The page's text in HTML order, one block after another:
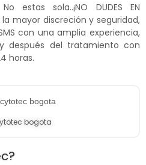
estas sola..¡NO DUDES EN
la mayor discreción y seguridad,
con una amplia experiencia,
después del tratamiento con
horas.
bogota